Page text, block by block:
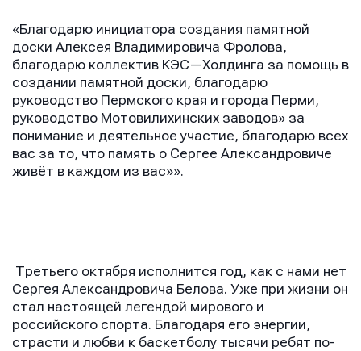
«Благодарю инициатора создания памятной
доски Алексея Владимировича Фролова,
благодарю коллектив КЭС—Холдинга за помощь в
создании памятной доски, благодарю
руководство Пермского края и города Перми,
руководство Мотовилихинских заводов» за
понимание и деятельное участие, благодарю всех
вас за то, что память о Сергее Александровиче
живёт в каждом из вас»».
Третьего октября исполнится год, как с нами нет
Сергея Александровича Белова. Уже при жизни он
стал настоящей легендой мирового и
российского спорта. Благодаря его энергии,
страсти и любви к баскетболу тысячи ребят по-